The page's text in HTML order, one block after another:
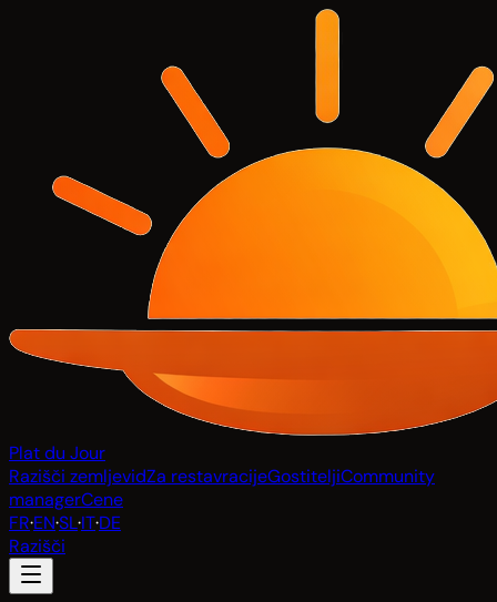
Plat du Jour
Razišči zemljevidZa restavracijeGostiteljiCommunity
managerCene
FR·EN·SL·IT·DE
Razišči